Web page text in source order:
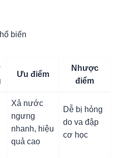
biến
Ưu điểm
Nhược
điểm
Xả nước
ngưng
nhanh, hiệu
quả cao
Dễ bị hỏng
do va đập
cơ học